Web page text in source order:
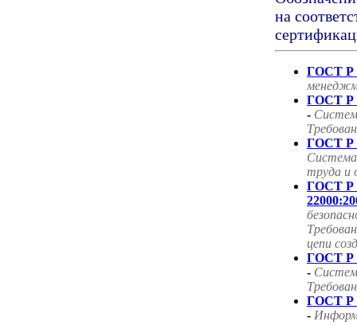
на
ГОСТ Р
ГОСТ Р
-
ГОСТ Р
труда и
ГОСТ
цепи
ГОСТ Р
-
ГОСТ Р
-